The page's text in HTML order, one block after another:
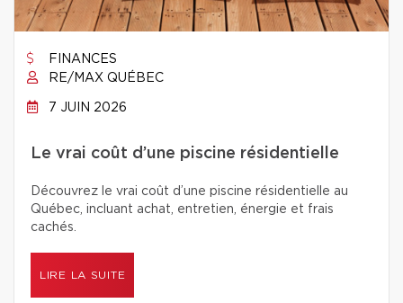
FINANCES
RE/MAX QUÉBEC
7 JUIN 2026
Le vrai coût d’une piscine résidentielle
Découvrez le vrai coût d’une piscine résidentielle au
Québec, incluant achat, entretien, énergie et frais
cachés.
LIRE LA SUITE